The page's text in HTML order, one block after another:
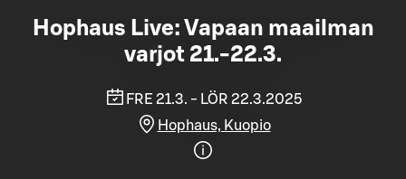
Hophaus Live: Vapaan maailman
varjot 21.-22.3.
FRE 21.3. - LÖR 22.3.2025
Hophaus, Kuopio